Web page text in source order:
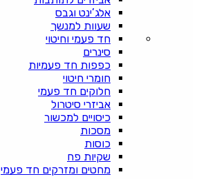
אלג’ינט וגבס
שעוות למנשך
חד פעמי וחיטוי
סינרים
כפפות חד פעמיות
חומרי חיטוי
חלוקים חד פעמי
אביזרי סיטרול
כיסויים למכשור
מסכות
כוסות
שקיות פח
מחטים ומזרקים חד פעמי